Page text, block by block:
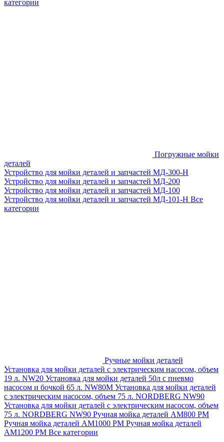
категории
Погружные мойки
деталей
Устройство для мойки деталей и запчастей МД-300-H
Устройство для мойки деталей и запчастей МД-200
Устройство для мойки деталей и запчастей МД-100
Устройство для мойки деталей и запчастей МД-101-Н Все
категории
Ручные мойки деталей
Установка для мойки деталей с электрическим насосом, объем
19 л. NW20 Установка для мойки деталей 50л с пневмо
насосом и бочкой 65 л. NW80M Установка для мойки деталей
с электрическим насосом, объем 75 л. NORDBERG NW90
Установка для мойки деталей с электрическим насосом, объем
75 л. NORDBERG NW90 Ручная мойка деталей АМ800 РМ
Ручная мойка деталей АМ1000 РМ Ручная мойка деталей
АМ1200 РМ Все категории